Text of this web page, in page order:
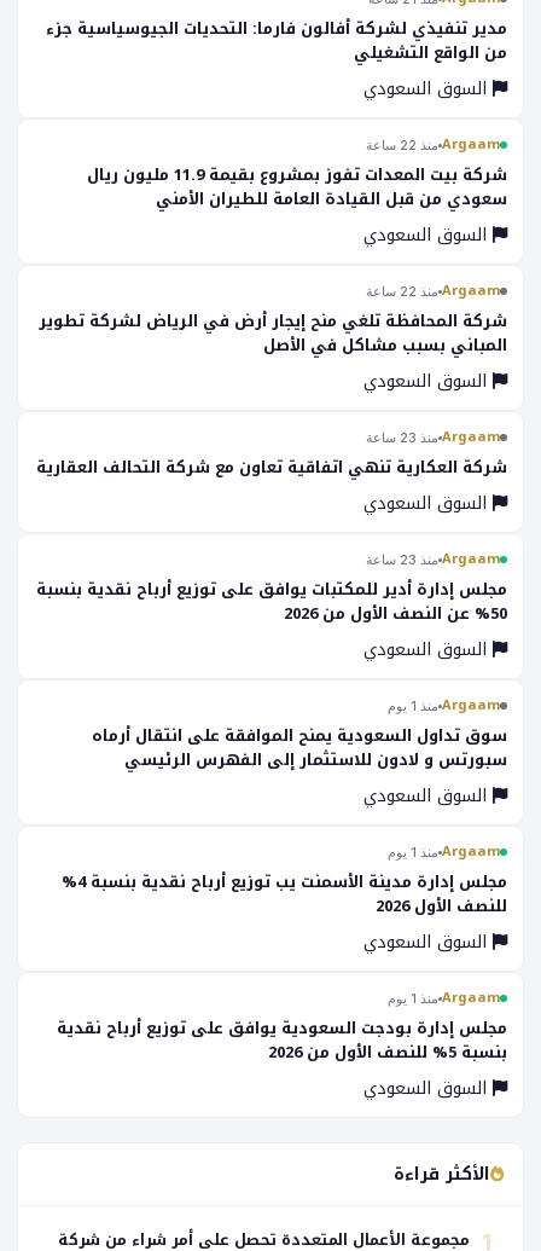
مدير تنفيذي لشركة أفالون فارما: التحديات الجيوسياسية جزء
من الواقع التشغيلي
السوق السعودي
Argaam منذ 22 ساعة
شركة بيت المعدات تفوز بمشروع بقيمة 11.9 مليون ريال
سعودي من قبل القيادة العامة للطيران الأمني
السوق السعودي
Argaam منذ 22 ساعة
شركة المحافظة تلغي منح إيجار أرض في الرياض لشركة تطوير
المباني بسبب مشاكل في الأصل
السوق السعودي
Argaam منذ 23 ساعة
شركة العكارية تنهي اتفاقية تعاون مع شركة التحالف العقارية
السوق السعودي
Argaam منذ 23 ساعة
مجلس إدارة أدیر للمكتبات يوافق على توزيع أرباح نقدية بنسبة
50% عن النصف الأول من 2026
السوق السعودي
Argaam منذ 1 يوم
سوق تداول السعودية يمنح الموافقة على انتقال أرماه
سبورتس و لادون للاستثمار إلى الفهرس الرئيسي
السوق السعودي
Argaam منذ 1 يوم
مجلس إدارة مدينة الأسمنت يب توزيع أرباح نقدية بنسبة 4%
للنصف الأول 2026
السوق السعودي
Argaam منذ 1 يوم
مجلس إدارة بودجت السعودية يوافق على توزيع أرباح نقدية
بنسبة 5% للنصف الأول من 2026
السوق السعودي
الأكثر قراءة
1 مجموعة الأعمال المتعددة تحصل على أمر شراء من شركة